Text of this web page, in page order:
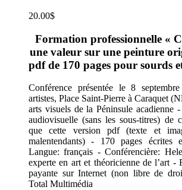
20.00$
Formation professionnelle «
une valeur sur une peinture
pdf de 170 pages pour sourds
Conférence présentée le 8
artistes, Place Saint-Pierre à Caraquet
arts visuels de la Péninsule acadienne
audiovisuelle (sans les sous-titres) de
que cette version pdf (texte et
malentendants) - 170 pages écrites
Langue: français - Conférencière:
experte en art et théoricienne de l’art -
payante sur Internet (non libre de
Total Multimédia